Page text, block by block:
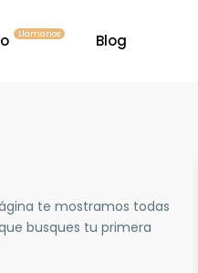
Llamanos Blog
te mostramos todas
busques tu primera